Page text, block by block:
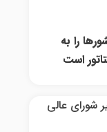
را به
است